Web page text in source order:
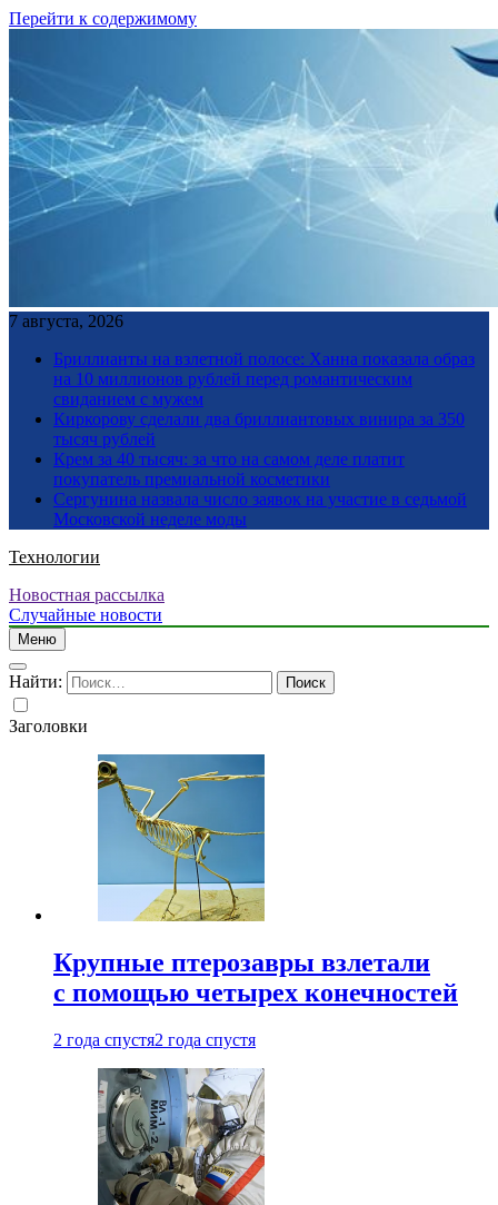
Перейти к содержимому
7 августа, 2026
Бриллианты на взлетной полосе: Ханна показала образ
на 10 миллионов рублей перед романтическим
свиданием с мужем
Киркорову сделали два бриллиантовых винира за 350
тысяч рублей
Крем за 40 тысяч: за что на самом деле платит
покупатель премиальной косметики
Сергунина назвала число заявок на участие в седьмой
Московской неделе моды
Технологии
Новостная рассылка
Случайные новости
Меню
Найти:
Заголовки
Крупные птерозавры взлетали
с помощью четырех конечностей
2 года спустя2 года спустя